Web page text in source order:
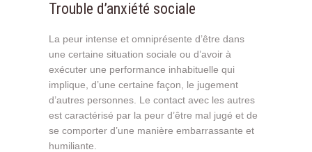
Trouble d’anxiété sociale
La peur intense et omniprésente d’être dans
une certaine situation sociale ou d’avoir à
exécuter une performance inhabituelle qui
implique, d’une certaine façon, le jugement
d’autres personnes. Le contact avec les autres
est caractérisé par la peur d’être mal jugé et de
se comporter d’une manière embarrassante et
humiliante.